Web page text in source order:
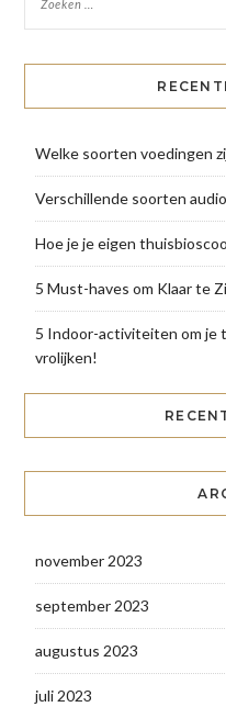
Welke soorten voedingen
Verschillende soorten
Hoe je je eigen
5 Must-haves om Klaar te
5 Indoor-activiteiten om je
vrolijken!
november 2023
september 2023
augustus 2023
juli 2023